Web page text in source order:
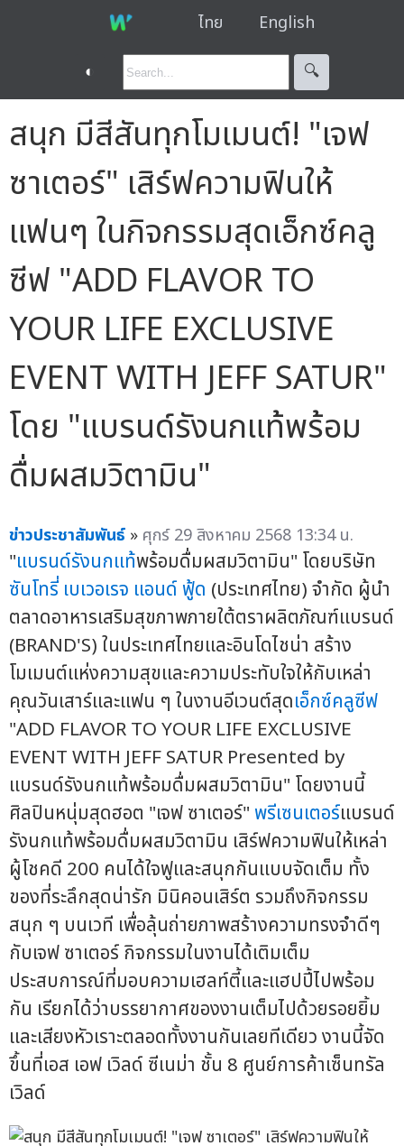
ไทย English
◐ 🔍︎
สนุก มีสีสันทุกโมเมนต์! "เจฟ
ซาเตอร์" เสิร์ฟความฟินให้
แฟนๆ ในกิจกรรมสุดเอ็กซ์คลู
ซีฟ "ADD FLAVOR TO
YOUR LIFE EXCLUSIVE
EVENT WITH JEFF SATUR"
โดย "แบรนด์รังนกแท้พร้อม
ดื่มผสมวิตามิน"
ข่าวประชาสัมพันธ์ » ศุกร์ 29 สิงหาคม 2568 13:34 น.
"แบรนด์รังนกแท้พร้อมดื่มผสมวิตามิน" โดยบริษัท
ซันโทรี่ เบเวอเรจ แอนด์ ฟู้ด (ประเทศไทย) จำกัด ผู้นำ
ตลาดอาหารเสริมสุขภาพภายใต้ตราผลิตภัณฑ์แบรนด์
(BRAND'S) ในประเทศไทยและอินโดไชน่า สร้าง
โมเมนต์แห่งความสุขและความประทับใจให้กับเหล่า
คุณวันเสาร์และแฟน ๆ ในงานอีเวนต์สุดเอ็กซ์คลูซีฟ
"ADD FLAVOR TO YOUR LIFE EXCLUSIVE
EVENT WITH JEFF SATUR Presented by
แบรนด์รังนกแท้พร้อมดื่มผสมวิตามิน" โดยงานนี้
ศิลปินหนุ่มสุดฮอต "เจฟ ซาเตอร์" พรีเซนเตอร์แบรนด์
รังนกแท้พร้อมดื่มผสมวิตามิน เสิร์ฟความฟินให้เหล่า
ผู้โชคดี 200 คนได้ใจฟูและสนุกกันแบบจัดเต็ม ทั้ง
ของที่ระลึกสุดน่ารัก มินิคอนเสิร์ต รวมถึงกิจกรรม
สนุก ๆ บนเวที เพื่อลุ้นถ่ายภาพสร้างความทรงจำดีๆ
กับเจฟ ซาเตอร์ กิจกรรมในงานได้เติมเต็ม
ประสบการณ์ที่มอบความเฮลท์ตี้และแฮปปี้ไปพร้อม
กัน เรียกได้ว่าบรรยากาศของงานเต็มไปด้วยรอยยิ้ม
และเสียงหัวเราะตลอดทั้งงานกันเลยทีเดียว งานนี้จัด
ขึ้นที่เอส เอฟ เวิลด์ ซีเนม่า ชั้น 8 ศูนย์การค้าเซ็นทรัล
เวิลด์